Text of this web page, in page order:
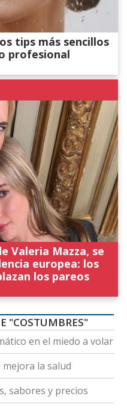
tips más sencillos
profesional
Valeria Mazza, se
europea: los
los pareos
"COSTUMBRES"
en el miedo a volar
la salud
sabores y precios